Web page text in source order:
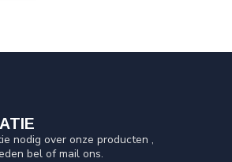
nodig over onze producten ,
bel of mail ons.